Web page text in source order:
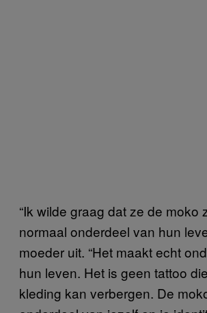
“Ik wilde graag dat ze de moko
normaal onderdeel van hun
moeder uit. “Het maakt echt
hun leven. Het is geen tattoo
kleding kan verbergen. De